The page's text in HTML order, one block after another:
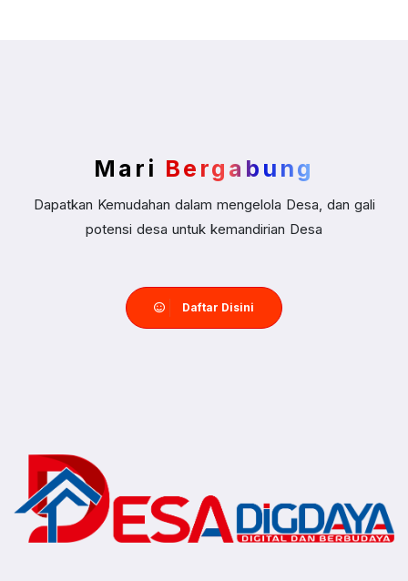
Mari Bergabung
Dapatkan Kemudahan dalam mengelola Desa, dan gali
potensi desa untuk kemandirian Desa
Daftar Disini